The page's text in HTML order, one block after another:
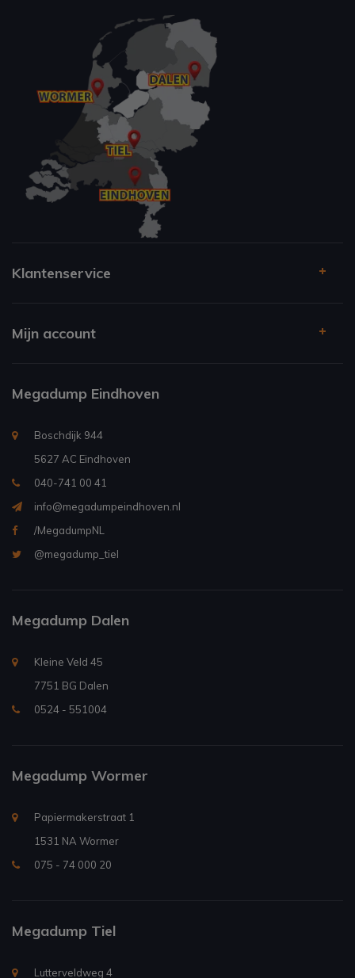
Klantenservice
Mijn account
Megadump Eindhoven
Boschdijk 944
5627 AC Eindhoven
040-741 00 41
info@megadumpeindhoven.nl
/MegadumpNL
@megadump_tiel
Megadump Dalen
Kleine Veld 45
7751 BG Dalen
0524 - 551004
Megadump Wormer
Papiermakerstraat 1
1531 NA Wormer
075 - 74 000 20
Megadump Tiel
Lutterveldweg 4